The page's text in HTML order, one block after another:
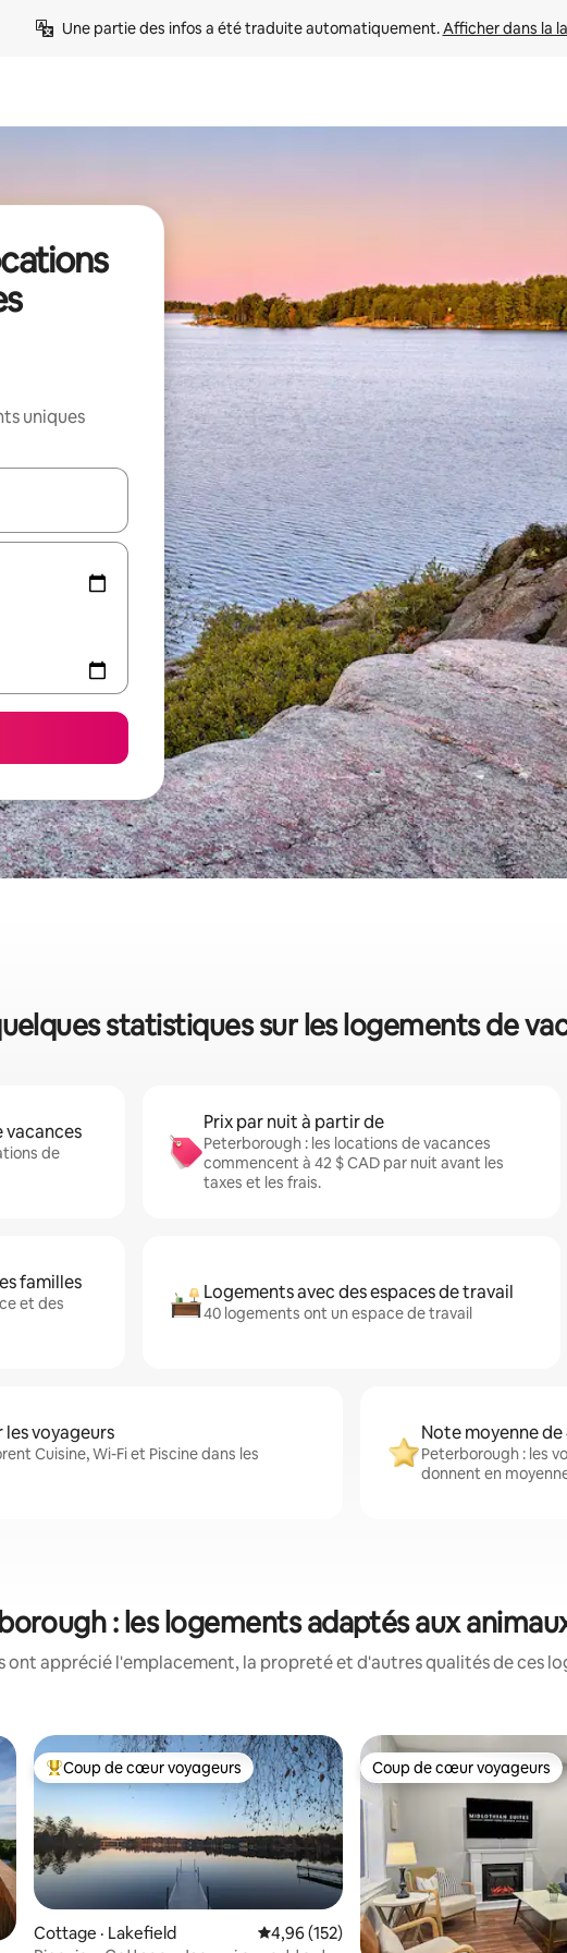
Une partie des infos a été traduite automatiquement. Afficher dans la
uniques
les en utilisant les flèches vers le haut et vers le bas, ou en appuyant
statistiques sur les logements de
de
Prix par nuit à partir de
Peterborough : les locations de vacances
commencent à 42 $ CAD par nuit avant les
taxes et les frais.
familles
et des
Logements avec des espaces de travail
40 logements ont un espace de travail
voyageurs
Cuisine, Wi-Fi et Piscine dans les
Note moyenne de
Peterborough : les
donnent en
: les logements adaptés aux
ont apprécié l'emplacement, la propreté et d'autres qualités de ces
Coup de cœur voyageurs parmi les plus aimés
Coup de cœur voyageurs
Cottage · Lakefield Note moyenne de 4,96 sur 5, 152
4,96 (152)
Coup de cœur voyageurs
Coup de cœur voyageurs